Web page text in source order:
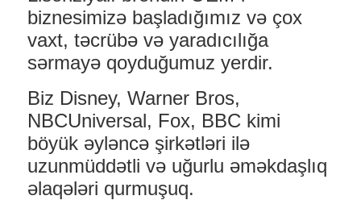
biznesimizə başladığımız və çox
vaxt, təcrübə və yaradıcılığa
sərmayə qoyduğumuz yerdir.
Biz Disney, Warner Bros,
NBCUniversal, Fox, BBC kimi
böyük əyləncə şirkətləri ilə
uzunmüddətli və uğurlu əməkdaşlıq
əlaqələri qurmuşuq.